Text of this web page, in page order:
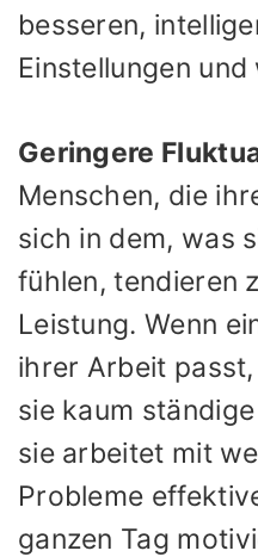
besseren,
Einstellungen
Geringere
Menschen, die
sich in dem, was
fühlen, tendieren
Leistung. Wenn
ihrer Arbeit
sie kaum
sie arbeitet mit
Probleme
ganzen Tag